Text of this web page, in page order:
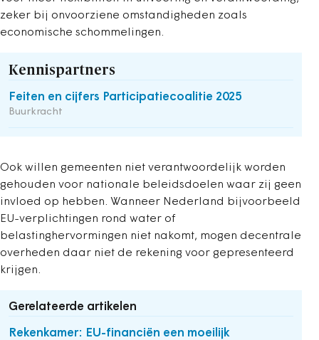
zeker bij onvoorziene omstandigheden zoals
economische schommelingen.
Kennispartners
Feiten en cijfers Participatiecoalitie 2025
Buurkracht
Ook willen gemeenten niet verantwoordelijk worden
gehouden voor nationale beleidsdoelen waar zij geen
invloed op hebben. Wanneer Nederland bijvoorbeeld
EU-verplichtingen rond water of
belastinghervormingen niet nakomt, mogen decentrale
overheden daar niet de rekening voor gepresenteerd
krijgen.
Gerelateerde artikelen
Rekenkamer: EU-financiën een moeilijk